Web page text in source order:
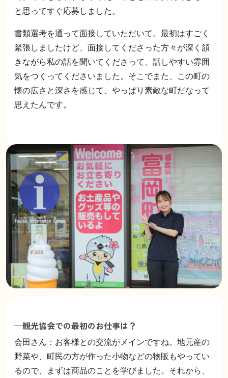
と思ってすぐ応募しました。
書類選考を通って面接していただいて。最初はすごく
緊張しましたけど、面接してくださった方々が深く頷
きながら私の話を聞いてくださって、話しやすい雰囲
気をつくってくださいました。そこでまた、この町の
懐の広さと深さを感じて、やっぱり素敵な町だなって
思えたんです。
—観光協会での最初のお仕事は？
会田さん：お客様との交流がメインですね。地元産の
野菜や、町民の方が作った小物などの物販もやってい
るので、まずは商品のことを学びました。それから、